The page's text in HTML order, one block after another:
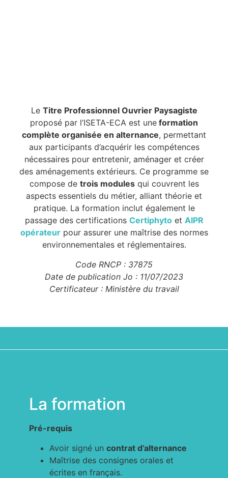
Le Titre Professionnel Ouvrier Paysagiste
proposé par l’ISETA-ECA est une formation
complète organisée en alternance, permettant
aux participants d’acquérir les compétences
nécessaires pour entretenir, aménager et créer
des aménagements extérieurs. Ce programme se
compose de trois modulesqui couvrent les
aspects essentiels du métier, alliant théorie et
pratique. La formation inclut également le
passage des certifications Certiphytoet AIPR
opérateurpour assurer une maîtrise des normes
environnementales et réglementaires.
Code RNCP : 37875
Date de publication Jo : 11/07/2023
Certificateur : Ministère du travail
La formation
Pré-requis
Avoir signé uncontrat d’alternance
Maîtrise des consignes orales et
écrites en français.